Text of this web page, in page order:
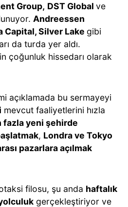
Group, DST Global ve
Andreessen
Capital, Silver Lake gibi
da turda yer aldı.
çoğunluk hissedarı olarak
açıklamada bu sermayeyi
mevcut faaliyetlerini hızla
fazla yeni şehirde
, Londra ve Tokyo
pazarlara açılmak
filosu, şu anda haftalık
gerçekleştiriyor ve